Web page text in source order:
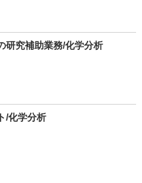
研究補助業務/化学分析
/化学分析